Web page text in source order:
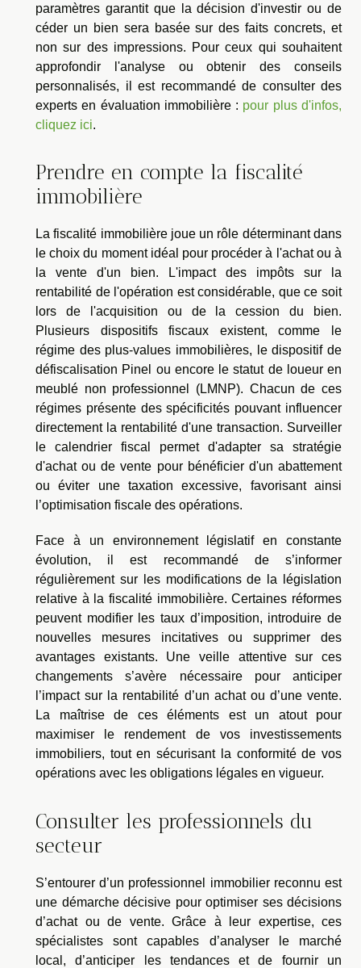
paramètres garantit que la décision d'investir ou de
céder un bien sera basée sur des faits concrets, et
non sur des impressions. Pour ceux qui souhaitent
approfondir l'analyse ou obtenir des conseils
personnalisés, il est recommandé de consulter des
experts en évaluation immobilière : pour plus d'infos,
cliquez ici.
Prendre en compte la fiscalité
immobilière
La fiscalité immobilière joue un rôle déterminant dans
le choix du moment idéal pour procéder à l'achat ou à
la vente d'un bien. L'impact des impôts sur la
rentabilité de l'opération est considérable, que ce soit
lors de l'acquisition ou de la cession du bien.
Plusieurs dispositifs fiscaux existent, comme le
régime des plus-values immobilières, le dispositif de
défiscalisation Pinel ou encore le statut de loueur en
meublé non professionnel (LMNP). Chacun de ces
régimes présente des spécificités pouvant influencer
directement la rentabilité d'une transaction. Surveiller
le calendrier fiscal permet d'adapter sa stratégie
d'achat ou de vente pour bénéficier d'un abattement
ou éviter une taxation excessive, favorisant ainsi
l’optimisation fiscale des opérations.
Face à un environnement législatif en constante
évolution, il est recommandé de s’informer
régulièrement sur les modifications de la législation
relative à la fiscalité immobilière. Certaines réformes
peuvent modifier les taux d’imposition, introduire de
nouvelles mesures incitatives ou supprimer des
avantages existants. Une veille attentive sur ces
changements s’avère nécessaire pour anticiper
l’impact sur la rentabilité d’un achat ou d’une vente.
La maîtrise de ces éléments est un atout pour
maximiser le rendement de vos investissements
immobiliers, tout en sécurisant la conformité de vos
opérations avec les obligations légales en vigueur.
Consulter les professionnels du
secteur
S’entourer d’un professionnel immobilier reconnu est
une démarche décisive pour optimiser ses décisions
d’achat ou de vente. Grâce à leur expertise, ces
spécialistes sont capables d’analyser le marché
local, d’anticiper les tendances et de fournir un